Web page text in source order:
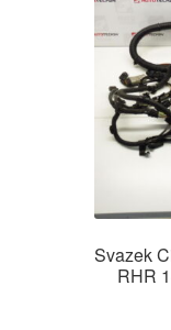
Svazek
RHR